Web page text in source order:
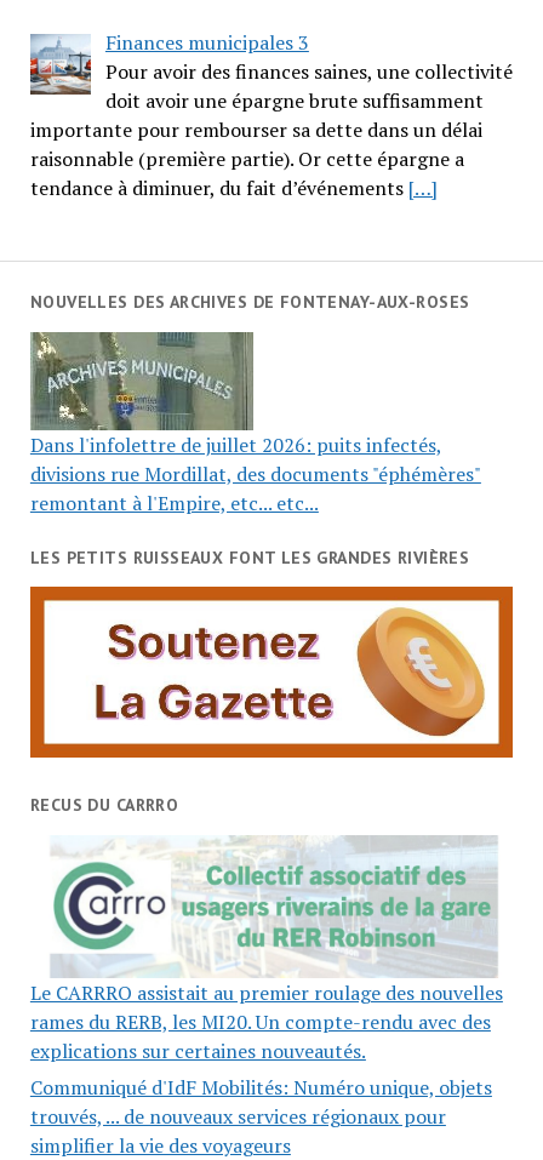
Finances municipales 3
Pour avoir des finances saines, une collectivité
doit avoir une épargne brute suffisamment
importante pour rembourser sa dette dans un délai
raisonnable (première partie). Or cette épargne a
tendance à diminuer, du fait d’événements […]
NOUVELLES DES ARCHIVES DE FONTENAY-AUX-ROSES
Dans l'infolettre de juillet 2026: puits infectés,
divisions rue Mordillat, des documents "éphémères"
remontant à l'Empire, etc... etc...
LES PETITS RUISSEAUX FONT LES GRANDES RIVIÈRES
RECUS DU CARRRO
Le CARRRO assistait au premier roulage des nouvelles
rames du RERB, les MI20. Un compte-rendu avec des
explications sur certaines nouveautés.
Communiqué d'IdF Mobilités: Numéro unique, objets
trouvés, ... de nouveaux services régionaux pour
simplifier la vie des voyageurs